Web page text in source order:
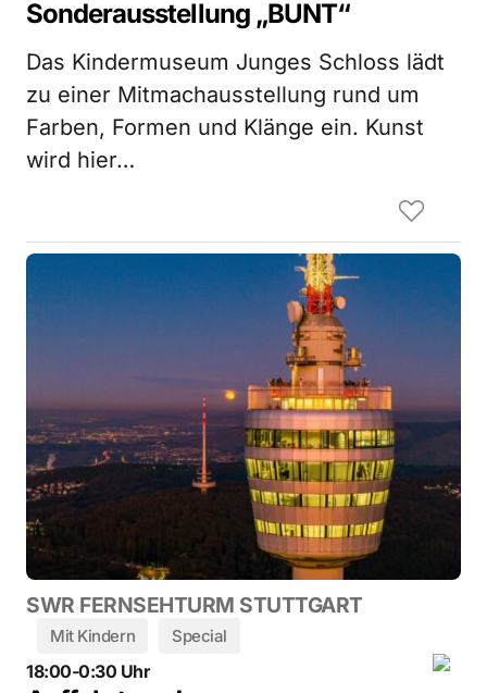
Sonderausstellung „BUNT“
Das Kindermuseum Junges Schloss lädt
zu einer Mitmachausstellung rund um
Farben, Formen und Klänge ein. Kunst
wird hier…
SWR FERNSEHTURM STUTTGART
Mit Kindern Special
18:00-0:30 Uhr